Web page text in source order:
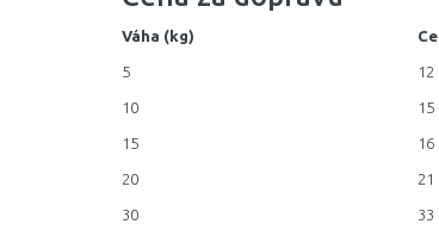
Váha (kg)
5 12
10 15
15 16
20 21
30 33